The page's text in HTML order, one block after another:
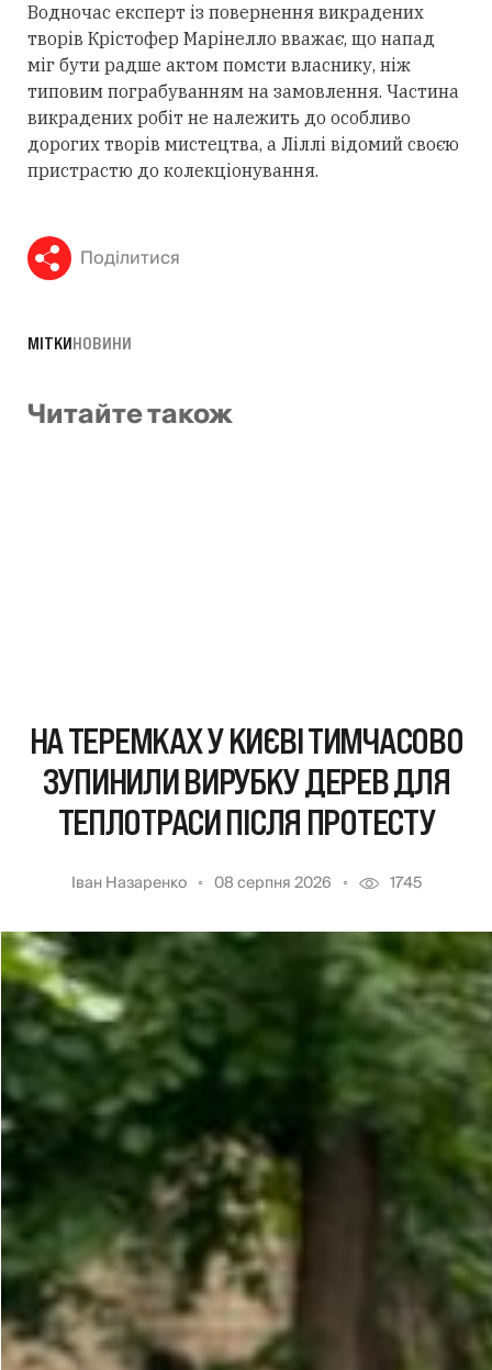
Водночас експерт із повернення викрадених
творів Крістофер Марінелло вважає, що напад
міг бути радше актом помсти власнику, ніж
типовим пограбуванням на замовлення. Частина
викрадених робіт не належить до особливо
дорогих творів мистецтва, а Ліллі відомий своєю
пристрастю до колекціонування.
Поділитися
МІТКИНОВИНИ
Читайте також
НА ТЕРЕМКАХ У КИЄВІ ТИМЧАСОВО
ЗУПИНИЛИ ВИРУБКУ ДЕРЕВ ДЛЯ
ТЕПЛОТРАСИ ПІСЛЯ ПРОТЕСТУ
Іван Назаренко 08 серпня 2026 1745